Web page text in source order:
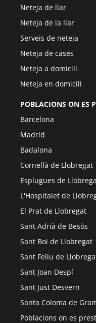
Neteja de llar
Neteja de la llar
Serveis de neteja
Neteja de cases
Neteja a domicili
Neteja en domicili
POBLACIONS ON ES
Barcelona
Madrid
Badalona
Cornellà de Llobregat
Esplugues de
L'Hospitalet de
El Prat de Llobregat
Sant Adrià de Besòs
Sant Boi de Llobregat
Sant Feliu de
Sant Joan Despí
Sant Just Desvern
Santa Coloma de
Poblacions on es